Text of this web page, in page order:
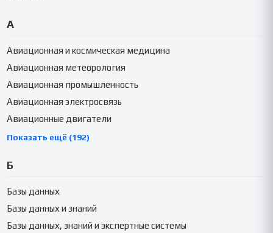
А
Авиационная и космическая медицина
Авиационная метеорология
Авиационная промышленность
Авиационная электросвязь
Авиационные двигатели
Показать ещё (192)
Б
Базы данных
Базы данных и знаний
Базы данных, знаний и экспертные системы